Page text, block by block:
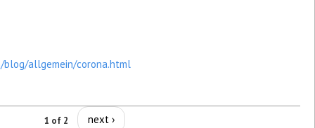
allgemein/corona.html
1 of 2 next ›